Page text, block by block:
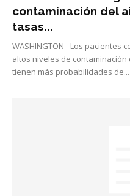
contaminación del
tasas...
WASHINGTON - Los
altos niveles de
tienen más probabilidades de...